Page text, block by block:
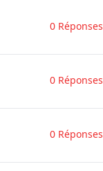
0 Réponses
0 Réponses
0 Réponses